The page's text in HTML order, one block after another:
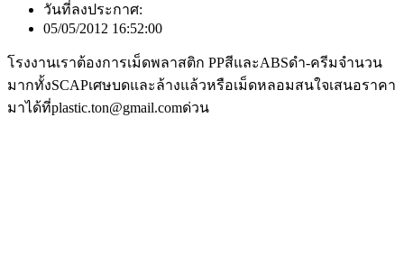
วันที่ลงประกาศ:
05/05/2012 16:52:00
โรงงานเราต้องการเม็ดพลาสติก PPสีและABSดำ-ครีมจำนวน
มากทั้งSCAPเศษบดและล้างแล้วหรือเม็ดหลอมสนใจเสนอราคา
มาได้ที่plastic.ton@gmail.comด่วน